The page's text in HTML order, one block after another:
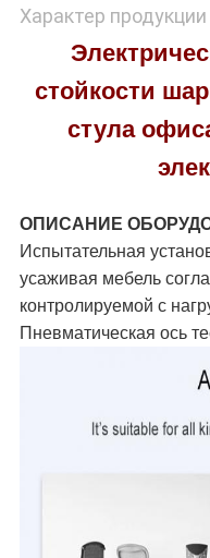
Характер продукции
стойкости
стула
ОПИСАНИЕ
Испытательная
усаживая мебель
контролируемой с
Пневматическая ось